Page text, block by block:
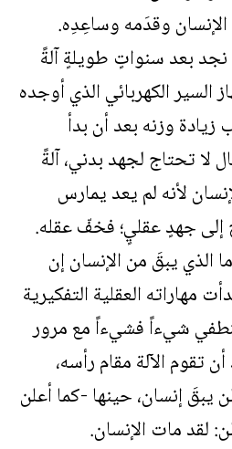
الإنسان وقدَمه وساعِدِه.
نجد بعد سنواتٍ طويلةٍ آلةً
السير الكهربائي الذي أوجده
زيادة وزنه بعد أن بدأ
لا تحتاج لجهد بدني، آلةً
لأنه لم يعد يمارس
إلى جهدٍ عقليٍ؛ فخفّ عقله.
الذي يبقَ من الإنسان إن
مهاراته العقلية التفكيرية
شيءاً فشيءاً مع مرور
تقوم الآلة مقام رأسه،
يبقَ إنسان، حينها -كما أعلن
لقد مات الإنسان.